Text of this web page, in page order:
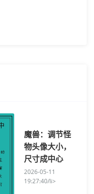
魔兽：调节怪
物头像大小，
尺寸成中心
2026-05-11
19:27:40/li>